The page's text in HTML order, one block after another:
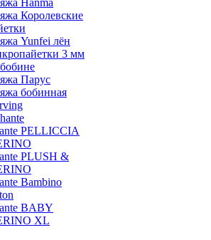
Hanma
Королевские
Yunfei лён
3 мм
Парус
бобинная
PELLICCIA
PLUSH &
Bambino
BABY
XL